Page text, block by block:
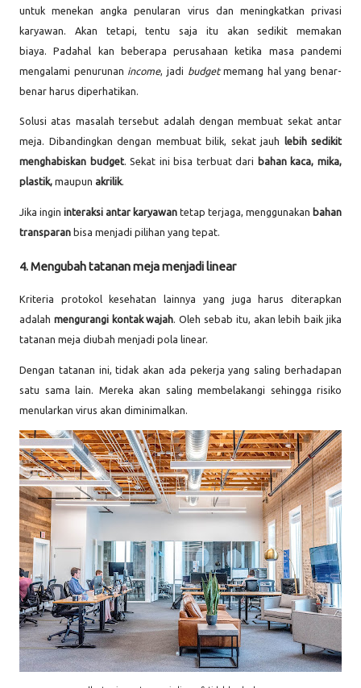
untuk menekan angka penularan virus dan meningkatkan privasi
karyawan. Akan tetapi, tentu saja itu akan sedikit memakan
biaya.Padahal kan beberapa perusahaan ketika masa pandemi
mengalami penurunan income, jadi budgetmemang hal yang benar-
benar harus diperhatikan.
Solusi atas masalah tersebut adalah dengan membuat sekat antar
meja. Dibandingkan dengan membuat bilik, sekat jauh
lebih sedikit
menghabiskan budget. Sekat ini bisa terbuat dari bahan kaca, mika,
plastik, maupun akrilik.
Jika ingin interaksi antar karyawan tetap terjaga, menggunakan bahan
transparan bisa menjadi pilihan yang tepat.
4. Mengubah tatanan meja menjadi linear
Kriteria protokol kesehatan lainnya yang juga harus diterapkan
adalah mengurangi kontak wajah. Oleh sebab itu, akan lebih baik jika
tatanan meja diubah menjadi pola linear.
Dengan tatanan ini, tidak akan ada pekerja yang saling berhadapan
satu sama lain. Mereka akan saling membelakangi sehingga risiko
menularkan virus akan diminimalkan.